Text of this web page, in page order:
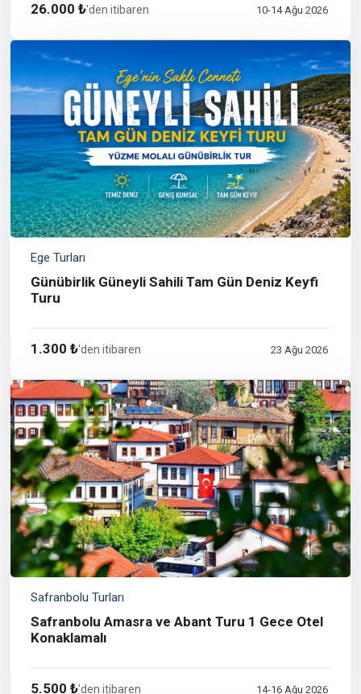
26.000 ₺'den itibaren 10-14 Ağu 2026
Ege Turları
Günübirlik Güneyli Sahili Tam Gün Deniz Keyfi
Turu
1.300 ₺'den itibaren 23 Ağu 2026
Safranbolu Turları
Safranbolu Amasra ve Abant Turu 1 Gece Otel
Konaklamalı
5.500 ₺'den itibaren 14-16 Ağu 2026